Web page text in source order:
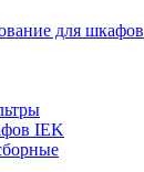
для шкафов
IEK